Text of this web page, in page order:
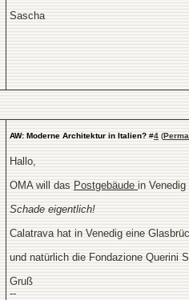
Sascha
AW: Moderne Architektur in Italien? #4 (
Hallo,
OMA will das Postgebäude in Venedig
Schade eigentlich!
Calatrava hat in Venedig eine
und natürlich die Fondazione Querini
Gruß
--